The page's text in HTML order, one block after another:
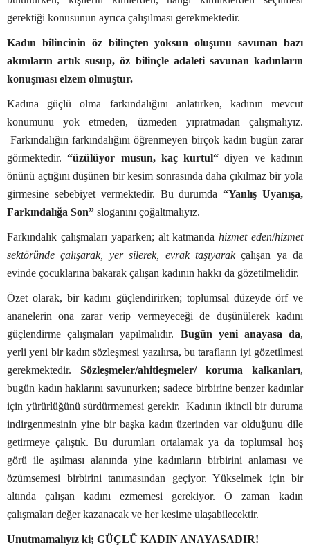
gerektiği konusunun ayrıca çalışılması gerekmektedir.
Kadın bilincinin öz bilinçten yoksun oluşunu savunan bazı
akımların artık susup, öz bilinçle adaleti savunan kadınların
konuşması elzem olmuştur.
Kadına güçlü olma farkındalığını anlatırken, kadının mevcut
konumunu yok etmeden, üzmeden yıpratmadan çalışmalıyız.
Farkındalığın farkındalığını öğrenmeyen birçok kadın bugün zarar
görmektedir.“üzülüyor musun, kaç kurtul“ diyen ve kadının
önünü açtığını düşünen bir kesim sonrasında daha çıkılmaz bir yola
girmesine sebebiyet vermektedir. Bu durumda“Yanlış Uyanışa,
Farkındalığa Son” sloganını çoğaltmalıyız.
Farkındalık çalışmaları yaparken; alt katmandahizmet eden/hizmet
sektöründe çalışarak, yer silerek, evrak taşıyarakçalışan ya da
evinde çocuklarına bakarak çalışan kadının hakkı da gözetilmelidir.
Özet olarak, bir kadını güçlendirirken; toplumsal düzeyde örf ve
ananelerin ona zarar verip vermeyeceği de düşünülerek kadını
güçlendirme çalışmaları yapılmalıdır. Bugün yeni anayasa da,
yerli yeni bir kadın sözleşmesi yazılırsa, bu tarafların iyi gözetilmesi
gerekmektedir. Sözleşmeler/ahitleşmeler/ koruma kalkanları,
bugün kadın haklarını savunurken; sadece birbirine benzer kadınlar
için yürürlüğünü sürdürmemesi gerekir. Kadının ikincil bir duruma
indirgenmesinin yine bir başka kadın üzerinden var olduğunu dile
getirmeye çalıştık. Bu durumları ortalamak ya da toplumsal hoş
görü ile aşılması alanında yine kadınların birbirini anlaması ve
özümsemesi birbirini tanımasından geçiyor. Yükselmek için bir
altında çalışan kadını ezmemesi gerekiyor. O zaman kadın
çalışmaları değer kazanacak ve her kesime ulaşabilecektir.
Unutmamalıyız ki; GÜÇLÜ KADIN ANAYASADIR!